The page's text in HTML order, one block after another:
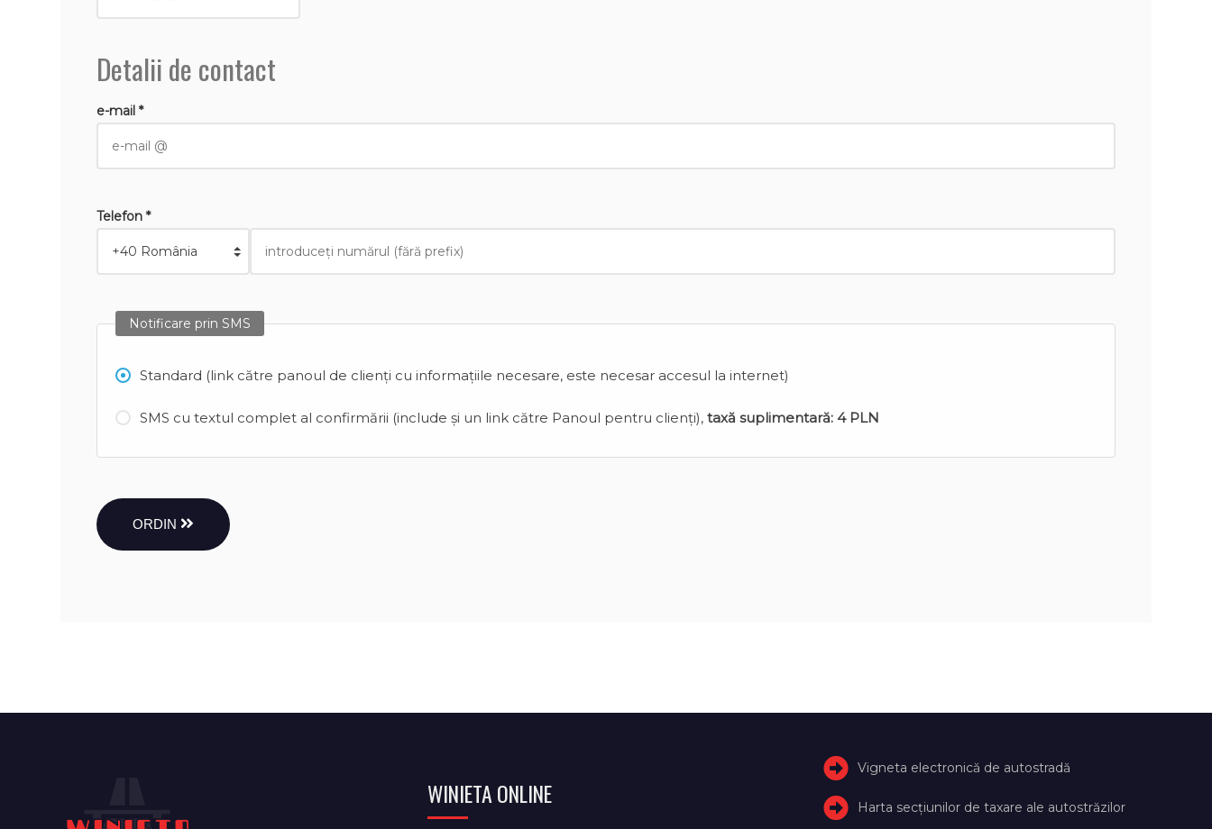
Detalii de contact
e-mail *
Telefon *
Notificare prin SMS
Standard (link către panoul de clienți cu informațiile necesare, este necesar accesul la internet)
SMS cu textul complet al confirmării (include și un link către Panoul pentru clienți),taxă suplimentară: 4 PLN
ORDIN
WINIETA ONLINE
Vigneta electronică de autostradă
Harta secțiunilor de taxare ale autostrăzilor